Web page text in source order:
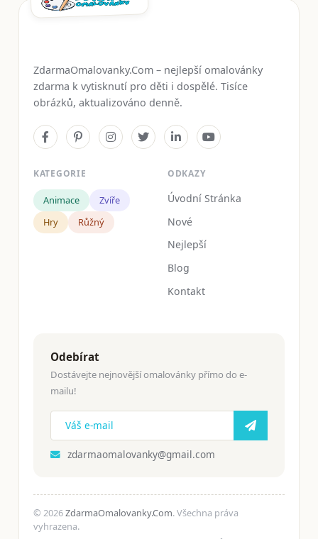
ZdarmaOmalovanky.Com – nejlepší omalovánky
zdarma k vytisknutí pro děti i dospělé. Tisíce
obrázků, aktualizováno denně.
KATEGORIE
Animace
Zvíře
Hry
Růžný
ODKAZY
Úvodní Stránka
Nové
Nejlepší
Blog
Kontakt
Odebírat
Dostávejte nejnovější omalovánky přímo do e-
mailu!
zdarmaomalovanky@gmail.com
© 2026ZdarmaOmalovanky.Com. Všechna práva
vyhrazena.